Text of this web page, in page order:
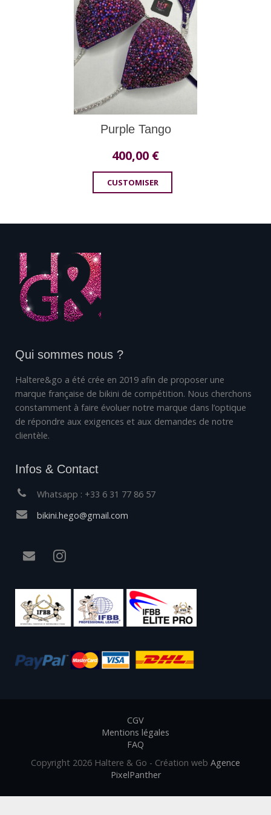
Purple Tango
400,00 €
CUSTOMISER
Qui sommes nous ?
Haltere&go a été crée en 2019 afin de proposer une
marque française de bikini de compétition. Nous cherchons
constamment à faire évoluer notre marque dans l’optique
de répondre aux exigences et aux demandes de notre
clientèle.
Infos & Contact
Whatsapp : +33 6 31 77 86 57
bikini.hego@gmail.com
CGV
Mentions légales
FAQ
Copyright 2026 Haltere & Go - Création web Agence
PixelPanther